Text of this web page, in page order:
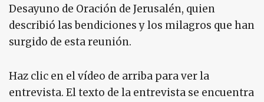
Desayuno de Oración de Jerusalén, quien
describió las bendiciones y los milagros que han
surgido de esta reunión.
Haz clic en el vídeo de arriba para ver la
entrevista. El texto de la entrevista se encuentra